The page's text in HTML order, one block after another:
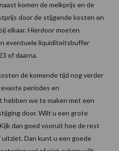
komen de melkprijs en de
door de stijgende kosten en
elkaar. Hierdoor moeten
eventuele liquiditeitsbuffer
of daarna.
de komende tijd nog verder
periodes en
we te maken met een
door. Wilt u een grote
dan goed vooruit hoe de rest
Dan kunt u een goede